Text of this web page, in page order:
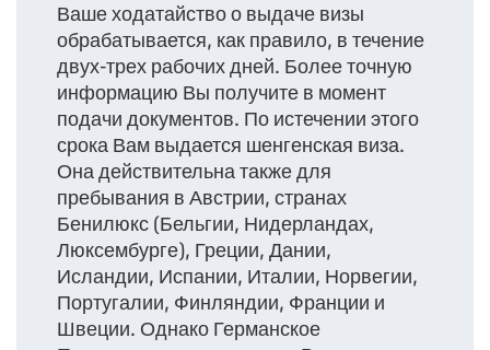
Ваше ходатайство о выдаче визы
обрабатывается, как правило, в течение
двух-трех рабочих дней. Более точную
информацию Вы получите в момент
подачи документов. По истечении этого
срока Вам выдается шенгенская виза.
Она действительна также для
пребывания в Австрии, странах
Бенилюкс (Бельгии, Нидерландах,
Люксембурге), Греции, Дании,
Исландии, Испании, Италии, Норвегии,
Португалии, Финляндии, Франции и
Швеции. Однако Германское